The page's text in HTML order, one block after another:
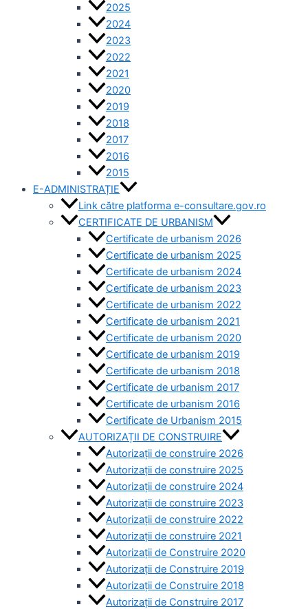
2025
2024
2023
2022
2021
2020
2019
2018
2017
2016
2015
E-ADMINISTRAȚIE
Link către platforma e-consultare.gov.ro
CERTIFICATE DE URBANISM
Certificate de urbanism 2026
Certificate de urbanism 2025
Certificate de urbanism 2024
Certificate de urbanism 2023
Certificate de urbanism 2022
Certificate de urbanism 2021
Certificate de urbanism 2020
Certificate de urbanism 2019
Certificate de urbanism 2018
Certificate de urbanism 2017
Certificate de urbanism 2016
Certificate de Urbanism 2015
AUTORIZAȚII DE CONSTRUIRE
Autorizații de construire 2026
Autorizații de construire 2025
Autorizații de construire 2024
Autorizații de construire 2023
Autorizații de construire 2022
Autorizații de construire 2021
Autorizații de Construire 2020
Autorizații de Construire 2019
Autorizaţii de Construire 2018
Autorizaţii de Construire 2017